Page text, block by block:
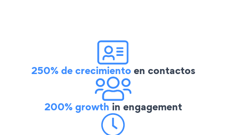
250% de crecimientoen contactos
200% growth in engagement